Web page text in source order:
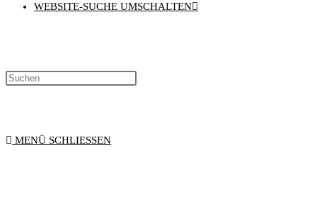
WEBSITE-SUCHE UMSCHALTEN
MENÜ SCHLIESSEN